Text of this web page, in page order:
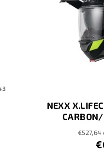
NEXX
CARBON/
€527,64